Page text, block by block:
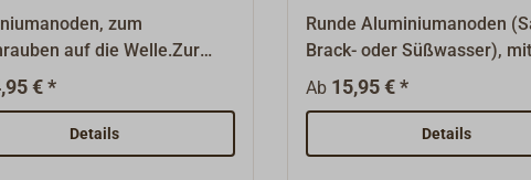
zum
auf die Welle.Zur
in Salz-, Brack- oder
Form, 2-teilig
€ *
Details
Runde Aluminiumanoden
Brack- oder Süßwasser), mit
Stahlbozen zum
Ruder.Lieferung paarweise.
Ab 15,95 € *
Details